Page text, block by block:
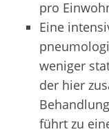
pro
Eine
weniger
der hier
führt zu